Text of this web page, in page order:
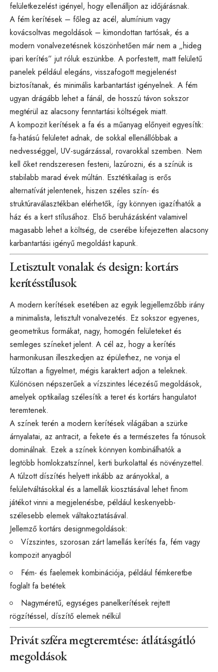
felületkezelést igényel, hogy ellenálljon az időjárásnak.
A fém kerítések – főleg az acél, alumínium vagy
kovácsoltvas megoldások – kimondottan tartósak, és a
modern vonalvezetésnek köszönhetően már nem a „hideg
ipari kerítés” jut róluk eszünkbe. A porfestett, matt felületű
panelek például elegáns, visszafogott megjelenést
biztosítanak, és minimális karbantartást igényelnek. A fém
ugyan drágább lehet a fánál, de hosszú távon sokszor
megtérül az alacsony fenntartási költségek miatt.
A kompozit kerítések a fa és a műanyag előnyeit egyesítik:
fa-hatású felületet adnak, de sokkal ellenállóbbak a
nedvességgel, UV-sugárzással, rovarokkal szemben. Nem
kell őket rendszeresen festeni, lazúrozni, és a színük is
stabilabb marad évek múltán. Esztétikailag is erős
alternatívát jelentenek, hiszen széles szín- és
struktúraválasztékban elérhetők, így könnyen igazíthatók a
ház és a kert stílusához. Első beruházásként valamivel
magasabb lehet a költség, de cserébe kifejezetten alacsony
karbantartási igényű megoldást kapunk.
Letisztult vonalak és design: kortárs
kerítésstílusok
A modern kerítések esetében az egyik legjellemzőbb irány
a minimalista, letisztult vonalvezetés. Ez sokszor egyenes,
geometrikus formákat, nagy, homogén felületeket és
semleges színeket jelent. A cél az, hogy a kerítés
harmonikusan illeszkedjen az épülethez, ne vonja el
túlzottan a figyelmet, mégis karaktert adjon a teleknek.
Különösen népszerűek a vízszintes lécezésű megoldások,
amelyek optikailag szélesítik a teret és kortárs hangulatot
teremtenek.
A színek terén a modern kerítések világában a szürke
árnyalatai, az antracit, a fekete és a természetes fa tónusok
dominálnak. Ezek a színek könnyen kombinálhatók a
legtöbb homlokzatszínnel, kerti burkolattal és növényzettel.
A túlzott díszítés helyett inkább az arányokkal, a
felületváltásokkal és a lamellák kiosztásával lehet finom
játékot vinni a megjelenésbe, például keskenyebb-
szélesebb elemek váltakoztatásával.
Jellemző kortárs designmegoldások:
Vízszintes, szorosan zárt lamellás kerítés fa, fém vagy
kompozit anyagból
Fém- és faelemek kombinációja, például fémkeretbe
foglalt fa betétek
Nagyméretű, egységes panelkerítések rejtett
rögzítéssel, díszítő elemek nélkül
Privát szféra megteremtése: átlátásgátló
megoldások